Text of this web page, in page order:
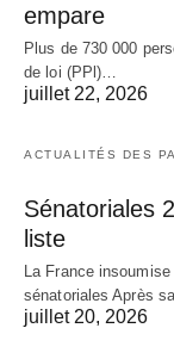
empare
Plus de 730 000
de loi (PPl)…
juillet 22, 2026
ACTUALITÉS DES
Sénatoriales
liste
La France
sénatoriales Après
juillet 20, 2026